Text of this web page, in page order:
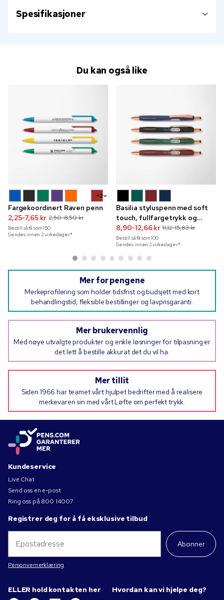
Spesifikasjoner
Du kan også like
+2
Fargekoordinert Raven penn
2,25-7,65 kr 2,50-8,50 kr
Bestill så få som150
Sendes innen 2 virkedager*
Basilia styluspenn med soft
touch, fullfargetrykk og
rosegullfargede detaljer
8,90-12,66 kr 11,12-15,83 kr
Bestill så få som100
Sendes innen 2 virkedager*
Mer for pengene
Merkeprofilering som holder tidsfrist og budsjett med kort
behandlingstid, fleksible bestillinger og lavprisgaranti.
Mer brukervennlig
Med nøye utvalgte produkter og enkle løsninger for tilpasning er
det lett å bestille akkurat det du vil ha.
Mer tillit
Siden 1966 har teamet vårt hjulpet bedrifter med å realisere
merkevaren sin med vårt Løfte om perfekt trykk.
Kundeservice
Live Chat
Send oss en e-post
Ring oss på 800 14007
Registrer deg for å få eksklusive tilbud
Abonner
Personvernerklæring
ELLER hold kontakten her Hvordan kan vi hjelpe deg?